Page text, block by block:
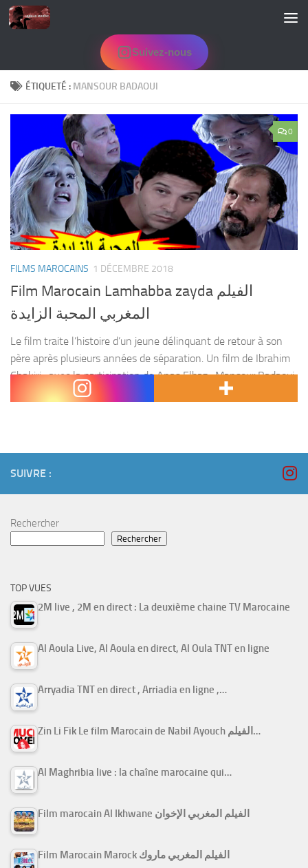
Skip to content
Suivez-nous
ÉTIQUETÉ : MANSOUR BADAOUI
0
FILMS MAROCAINS 1 DÉCEMBRE 2018
Film Marocain Lamhabba zayda الفيلم
المغربي المحبة الزايدة
Le film traite l’histoire d’un jeune délinquant de retour à son
père après plusieurs années de séparation. Un film de Ibrahim
Chakiri , avec la participation de Anas Elbaz , Mansour Badaoui
, Kalila...
SUIVRE :
Rechercher
Rechercher
TOP VUES
2M live , 2M en direct : La deuxième chaine TV Marocaine
Al Aoula Live, Al Aoula en direct, Al Oula TNT en ligne
Arryadia TNT en direct , Arriadia en ligne ,…
Zin Li Fik Le film Marocain de Nabil Ayouch الفيلم…
Al Maghribia live : la chaîne marocaine qui…
Film marocain Al Ikhwane الفيلم المغربي الإخوان
Film Marocain Marock الفيلم المغربي ماروك